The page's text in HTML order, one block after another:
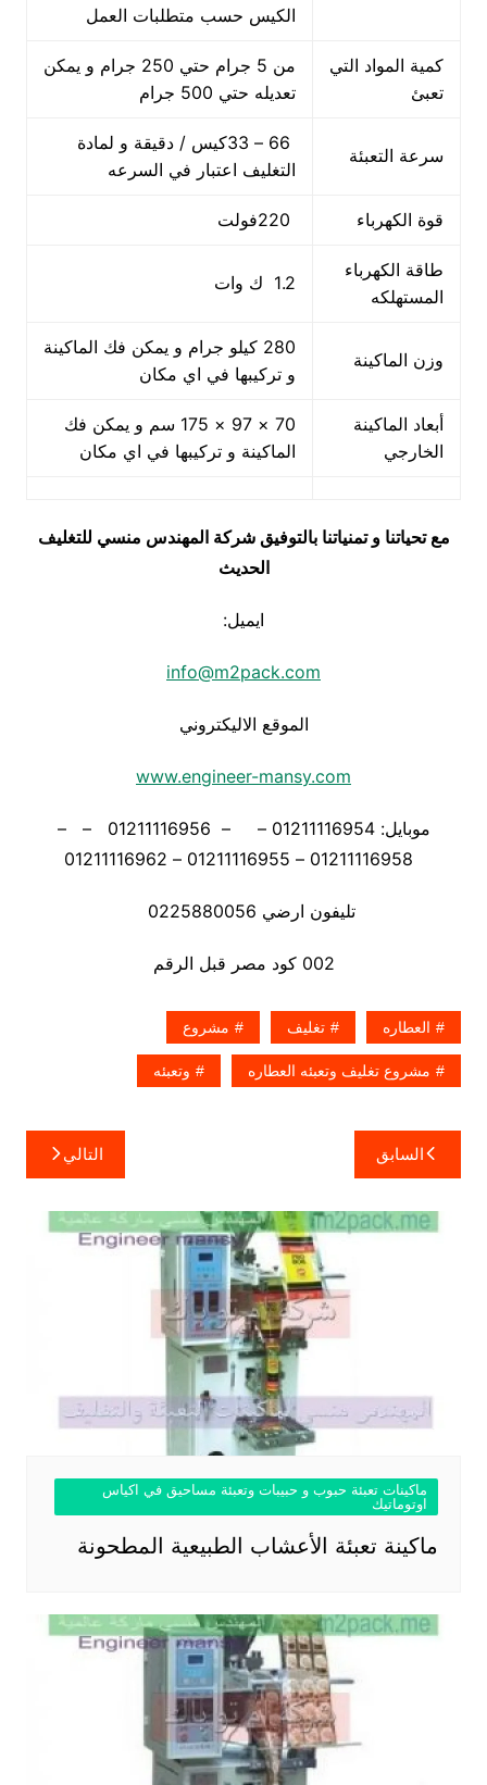
الكيس حسب متطلبات العمل
كمية المواد التي
تعبئ
من 5 جرام حتي 250 جرام و يمكن
تعديله حتي 500 جرام
سرعة التعبئة
66 – 33كيس / دقيقة و لمادة
التغليف اعتبار في السرعه
قوة الكهرباء
طاقة الكهرباء
المستهلكه
1.2 ك وات
وزن الماكينة
280 كيلو جرام و يمكن فك الماكينة
و تركيبها في اي مكان
أبعاد الماكينة
الخارجي
70 × 97 × 175 سم و يمكن فك
الماكينة و تركيبها في اي مكان
مع تحياتنا و تمنياتنا بالتوفيق شركة المهندس منسي للتغليف
الحديث
ايميل:
info@m2pack.com
الموقع الاليكتروني
www.engineer-mansy.com
موبايل: 01211116954 – – 01211116956 – –
تليفون ارضي 0225880056
002 كود مصر قبل الرقم
العطاره تغليف مشروع
مشروع تغليف وتعبئه العطاره وتعبئه
تصفّح
المقالات
السابق التالي
ماكينات تعبئة حبوب و حبيبات وتعبئة مساحيق في اكياس
اوتوماتيك
ماكينة تعبئة الأعشاب الطبيعية المطحونة